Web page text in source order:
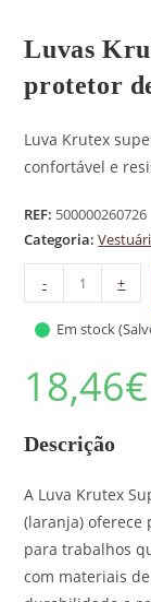
Luvas
protetor
Luva Krutex
confortável e
REF: 500000260726
Categoria:
- +
Em stock
18,46€
Descrição
A Luva Krutex
(laranja) oferece
para trabalhos
com materiais